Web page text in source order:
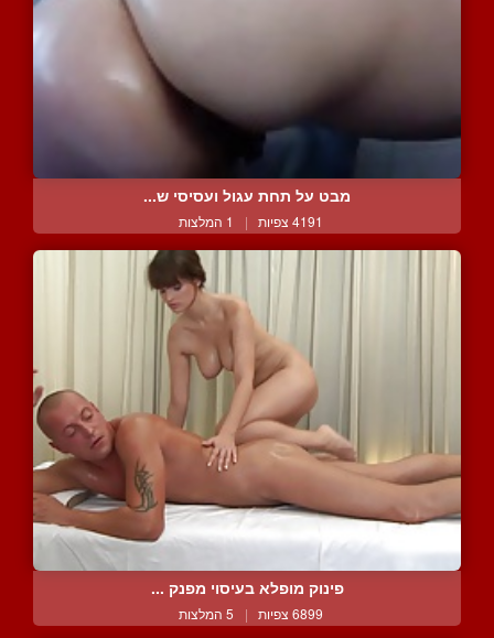
מבט על תחת עגול ועסיסי ש...
4191 צפיות | 1 המלצות
פינוק מופלא בעיסוי מפנק ...
6899 צפיות | 5 המלצות